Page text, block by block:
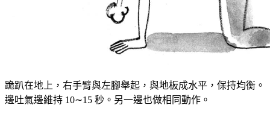
跪趴在地上，右手臂與左腳舉起，與地板成水平，保持均衡。
邊吐氣邊維持 10∼15 秒。另一邊也做相同動作。